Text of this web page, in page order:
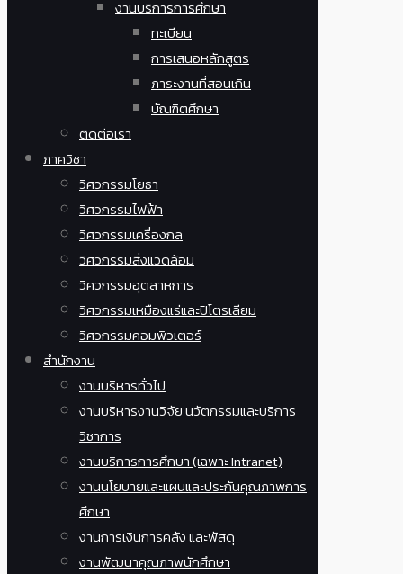
งานบริการการศึกษา
ทะเบียน
การเสนอหลักสูตร
ภาระงานที่สอนเกิน
บัณฑิตศึกษา
ติดต่อเรา
ภาควิชา
วิศวกรรมโยธา
วิศวกรรมไฟฟ้า
วิศวกรรมเครื่องกล
วิศวกรรมสิ่งแวดล้อม
วิศวกรรมอุตสาหการ
วิศวกรรมเหมืองแร่และปิโตรเลียม
วิศวกรรมคอมพิวเตอร์
สำนักงาน
งานบริหารทั่วไป
งานบริหารงานวิจัย นวัตกรรมและบริการ
วิชาการ
งานบริการการศึกษา (เฉพาะ Intranet)
งานนโยบายและแผนและประกันคุณภาพการ
ศึกษา
งานการเงินการคลัง และพัสดุ
งานพัฒนาคุณภาพนักศึกษา